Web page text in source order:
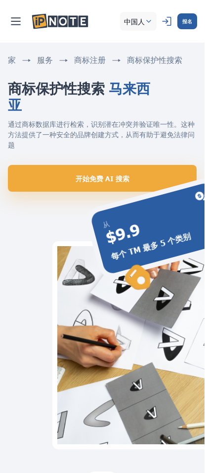
中国人 报名
家 服务 商标注册 商标保护性搜索
商标保护性搜索 马来西
亚
从
$9.9
每个 TM 最多 5 个类别
通过商标数据库进行检索，识别潜在冲突并验证唯一性。这种
方法提供了一种安全的品牌创建方式，从而有助于避免法律问
题
开始免费 AI 搜索